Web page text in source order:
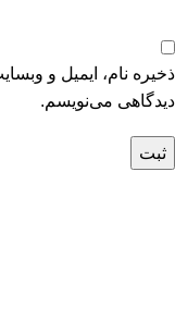
ذخیره نام، ایمیل و
دیدگاهی می‌نویسم.